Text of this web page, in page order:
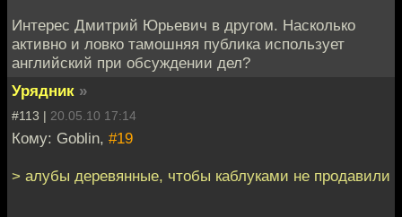
Интерес Дмитрий Юрьевич в другом. Насколько
активно и ловко тамошняя публика использует
английский при обсуждении дел?
Урядник »
#113 | 20.05.10 17:14
Кому: Goblin, #19
> алубы деревянные, чтобы каблуками не продавили